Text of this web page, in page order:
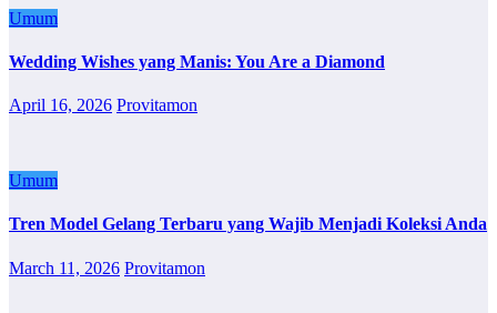
Umum
Wedding Wishes yang Manis: You Are a Diamond
April 16, 2026 Provitamon
Umum
Tren Model Gelang Terbaru yang Wajib Menjadi Koleksi Anda
March 11, 2026 Provitamon